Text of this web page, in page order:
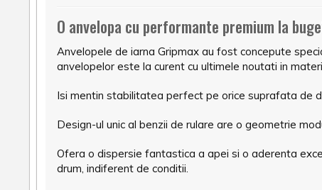
O anvelopa cu performante premium la
Anvelopele de iarna Gripmax au fost concepute
anvelopelor este la curent cu ultimele noutati in
Isi mentin stabilitatea perfect pe orice suprafata de
Design-ul unic al benzii de rulare are o geometrie
Ofera o dispersie fantastica a apei si o aderenta
drum, indiferent de conditii.